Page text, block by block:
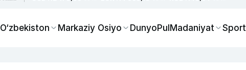
O‘zbekiston Markaziy Osiyo DunyoPulMadaniyat Sport